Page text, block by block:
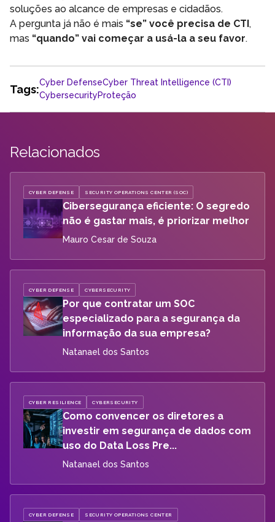
soluções ao alcance de empresas e cidadãos.
A pergunta já não é mais “se” você precisa de CTI,
mas “quando” vai começar a usá-la a seu favor.
Tags:
Cyber DefenseCyber Threat Intelligence (CTI)
CybersecurityProteção
Relacionados
CYBER DEFENSE SECURITY OPERATIONS CENTER (SOC)
Cibersegurança eficiente: O segredo
não é gastar mais, é priorizar melhor
Mauro Cesar de Souza
CYBER DEFENSE CYBERSECURITY
Por que contratar um SOC
especializado para a segurança da
informação da sua empresa?
Natanael dos Santos
CYBER RESILIENCE CYBERSECURITY
Como convencer os diretores a
investir em segurança de dados com
uso do Data Loss Pre...
Natanael dos Santos
CYBER DEFENSE SECURITY OPERATIONS CENTER